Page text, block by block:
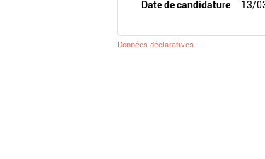
Date de candidature
13/
Données déclaratives